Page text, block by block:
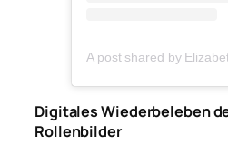
Digitales Wiederbeleben
Rollenbilder